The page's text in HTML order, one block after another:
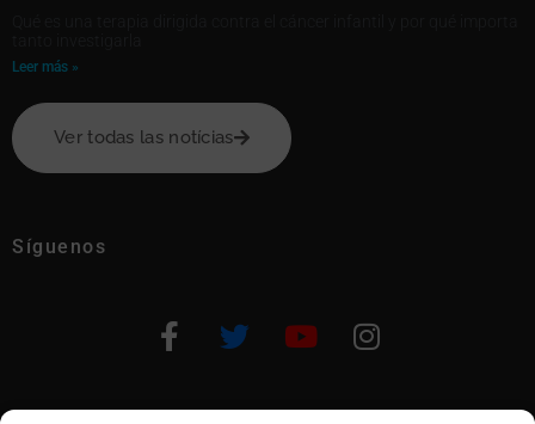
Leer más »
Ver todas las notícias
Síguenos